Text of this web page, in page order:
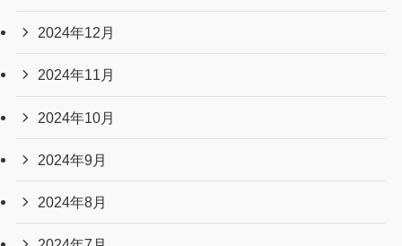
2024年12月
2024年11月
2024年10月
2024年9月
2024年8月